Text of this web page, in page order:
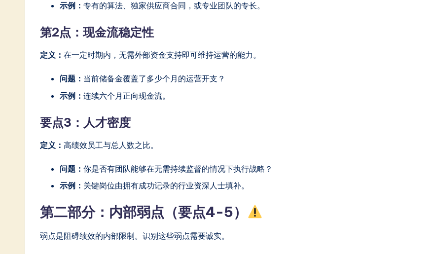
示例： 专有的算法、独家供应商合同，或专业团队的专长。
第2点：现金流稳定性
定义： 在一定时期内，无需外部资金支持即可维持运营的能力。
问题： 当前储备金覆盖了多少个月的运营开支？
示例： 连续六个月正向现金流。
要点3：人才密度
定义： 高绩效员工与总人数之比。
问题： 你是否有团队能够在无需持续监督的情况下执行战略？
示例： 关键岗位由拥有成功记录的行业资深人士填补。
第二部分：内部弱点（要点4-5）
弱点是阻碍绩效的内部限制。识别这些弱点需要诚实。